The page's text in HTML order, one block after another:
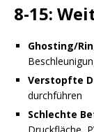
8-15:
Ghosting/
Verstopfte
durchführen
Schlechte